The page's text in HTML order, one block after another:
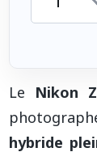
Le Nikon
hybride